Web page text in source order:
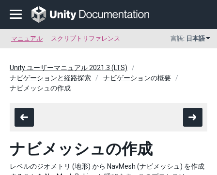
マニュアル スクリプトリファレンス 言語: 日本語
Unity ユーザーマニュアル 2021.3 (LTS)
ナビゲーションと経路探索
ナビゲーションの概要
ナビメッシュの作成
ナビメッシュの作成
レベルのジオメトリ (地形) から NavMesh (ナビメッシュ) を作成